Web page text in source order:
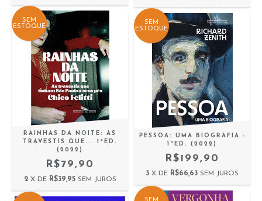
SEM
ESTOQUE
RAINHAS DA NOITE: AS
TRAVESTIS QUE... 1ªED.
(2022)
R$79,90
2 X DE R$39,95 SEM JUROS
SEM
ESTOQUE
PESSOA: UMA BIOGRAFIA -
1ªED. (2022)
R$199,90
3 X DE R$66,63 SEM JUROS